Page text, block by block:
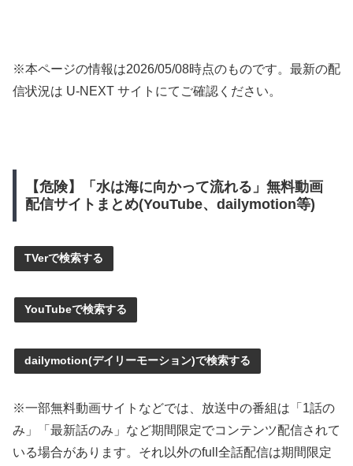
※本ページの情報は2026/05/08時点のものです。最新の配
信状況は U-NEXT サイトにてご確認ください。
【危険】「水は海に向かって流れる」無料動画
配信サイトまとめ(YouTube、dailymotion等)
TVerで検索する
YouTubeで検索する
dailymotion(デイリーモーション)で検索する
※一部無料動画サイトなどでは、放送中の番組は「1話の
み」「最新話のみ」など期間限定でコンテンツ配信されて
いる場合があります。それ以外のfull全話配信は期間限定